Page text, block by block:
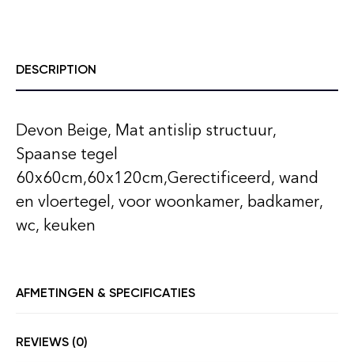
DESCRIPTION
Devon Beige, Mat antislip structuur,
Spaanse tegel
60x60cm,60x120cm,Gerectificeerd, wand
en vloertegel, voor woonkamer, badkamer,
wc, keuken
AFMETINGEN & SPECIFICATIES
REVIEWS (0)